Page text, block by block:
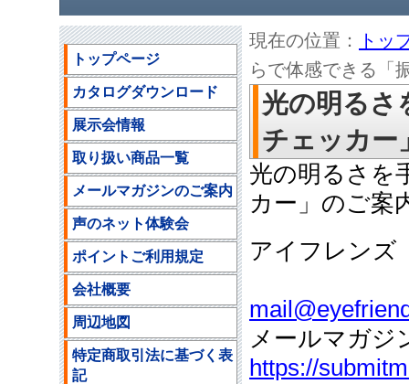
現在の位置：
トッ
らで体感できる「
光の明るさ
チェッカー
光の明るさを
カー」のご案
アイフレン
メールマガジ
https://
トップページ
カタログダウンロード
展示会情報
取り扱い商品一覧
メールマガジンのご案内
声のネット体験会
ポイントご利用規定
会社概要
周辺地図
特定商取引法に基づく表
記